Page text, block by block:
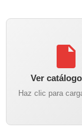
Ver
Haz clic para